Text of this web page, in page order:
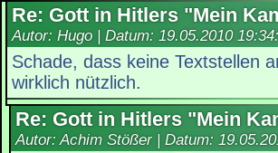
Re: Gott in Hitlers "Mein
Autor: Hugo | Datum: 19.05.2010
Schade, dass keine Textstellen
wirklich nützlich.
Re: Gott in Hitlers "Mein
Autor: Achim Stößer | Datum: